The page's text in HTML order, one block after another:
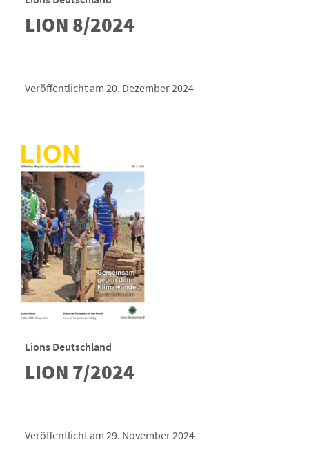
LION 8/2024
Veröffentlicht am 20. Dezember 2024
Lions Deutschland
LION 7/2024
Veröffentlicht am 29. November 2024